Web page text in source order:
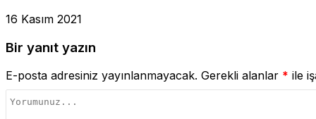
16 Kasım 2021
Bir yanıt yazın
E-posta adresiniz yayınlanmayacak. Gerekli alanlar * ile